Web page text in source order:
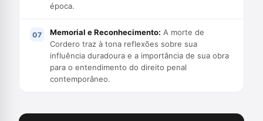
época.
Memorial e Reconhecimento: A morte de
Cordero traz à tona reflexões sobre sua
influência duradoura e a importância de sua obra
para o entendimento do direito penal
contemporâneo.